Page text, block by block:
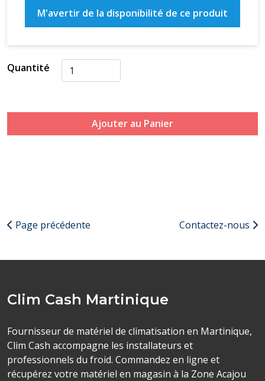
M'avertir de la disponibilité de ce produit
Quantité
Ajouter au Panier
Page précédente Contactez-nous
Clim Cash Martinique
Fournisseur de matériel de climatisation en Martinique,
Clim Cash accompagne les installateurs et
professionnels du froid. Commandez en ligne et
récupérez votre matériel en magasin à la Zone Acajou